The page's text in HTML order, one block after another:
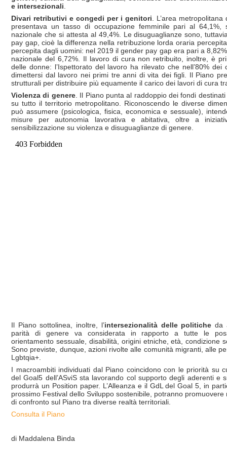
e intersezionali.
Divari retributivi e congedi per i genitori. L’area
presentava un tasso di occupazione femminile pari al 64,1%,
nazionale che si attesta al 49,4%. Le disuguaglianze sono,
pay gap, cioè la differenza nella retribuzione lorda oraria
percepita dagli uomini: nel 2019 il gender pay gap era pari a
nazionale del 6,72%. Il lavoro di cura non retribuito, inoltre, è
delle donne: l’Ispettorato del lavoro ha rilevato che nell’80%
dimettersi dal lavoro nei primi tre anni di vita dei figli. Il Piano
strutturali per distribuire più equamente il carico dei lavori di cura
Violenza di genere. Il Piano punta al raddoppio dei fondi
su tutto il territorio metropolitano. Riconoscendo le diverse
può assumere (psicologica, fisica, economica e sessuale),
misure per autonomia lavorativa e abitativa, oltre a
sensibilizzazione su violenza e disuguaglianze di genere.
Il Piano sottolinea, inoltre, l’intersezionalità delle politicheda
parità di genere va considerata in rapporto a tutte le
orientamento sessuale, disabilità, origini etniche, età, condizione
Sono previste, dunque, azioni rivolte alle comunità migranti, alle
Lgbtqia+.
I macroambiti individuati dal Piano coincidono con le priorità su
del Goal5 dell’ASviS sta lavorando col supporto degli aderenti e
produrrà un Position paper. L’Alleanza e il GdL del Goal 5, in
prossimo Festival dello Sviluppo sostenibile, potranno promuovere
di confronto sul Piano tra diverse realtà territoriali.
Consulta il Piano
di Maddalena Binda